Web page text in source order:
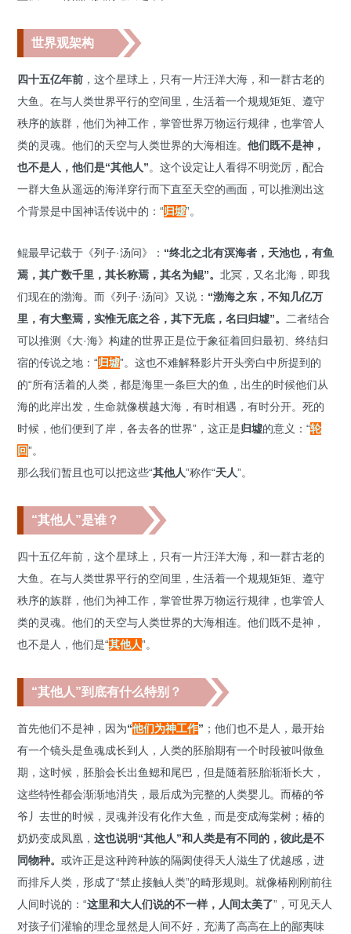
世界观架构
四十五亿年前 ，这个星球上，只有一片汪洋大海，和一群古老的
大鱼。在与人类世界平行的空间里，生活着一个规规矩矩、遵守
秩序的族群，他们为神工作，掌管世界万物运行规律，也掌管人
类的灵魂。他们的天空与人类世界的大海相连。 他们既不是神，
也不是人，他们是“其他人”。 这个设定让人看得不明觉厉，配合
一群大鱼从遥远的海洋穿行而下直至天空的画面，可以推测出这
个背景是中国神话传说中的：“归墟”。
鲲最早记载于《列子·汤问》： “终北之北有溟海者，天池也，有鱼
焉，其广数千里，其长称焉，其名为鲲”。 北冥，又名北海，即我
们现在的渤海。而《列子·汤问》又说： “渤海之东，不知几亿万
里，有大壑焉，实惟无底之谷，其下无底，名曰归墟”。
二者结合
可以推测《大·海》构建的世界正是位于象征着回归最初、终结归
宿的传说之地：“归墟”。这也不难解释影片开头旁白中所提到的
的“所有活着的人类，都是海里一条巨大的鱼，出生的时候他们从
海的此岸出发，生命就像横越大海，有时相遇，有时分开。死的
时候，他们便到了岸，各去各的世界”，这正是归墟的意义：“轮
回”。
那么我们暂且也可以把这些“其他人”称作“天人”。
“其他人”是谁？
四十五亿年前，这个星球上，只有一片汪洋大海，和一群古老的
大鱼。在与人类世界平行的空间里，生活着一个规规矩矩、遵守
秩序的族群，他们为神工作，掌管世界万物运行规律，也掌管人
类的灵魂。他们的天空与人类世界的大海相连。他们既不是神，
也不是人，他们是“其他人”。
“其他人”到底有什么特别？
首先他们不是神，因为“他们为神工作” ；他们也不是人，最开始
有一个镜头是鱼魂成长到人，人类的胚胎期有一个时段被叫做鱼
期，这时候，胚胎会长出鱼鳃和尾巴，但是随着胚胎渐渐长大，
这些特性都会渐渐地消失，最后成为完整的人类婴儿。而椿的爷
爷丿去世的时候，灵魂并没有化作大鱼，而是变成海棠树；椿的
奶奶变成凤凰， 这也说明“其他人”和人类是有不同的，彼此是不
同物种。 或许正是这种跨种族的隔阂使得天人滋生了优越感，进
而排斥人类，形成了“禁止接触人类”的畸形规则。就像椿刚刚前往
人间时说的：“这里和大人们说的不一样，人间太美了”，可见天人
对孩子们灌输的理念显然是人间不好，充满了高高在上的鄙夷味